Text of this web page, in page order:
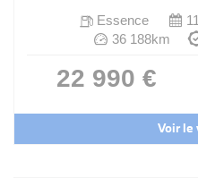
Essence
36 188km
22 990 €
Voir le